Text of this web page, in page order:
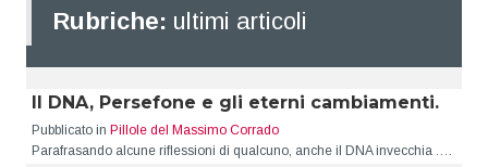
Rubriche: ultimi articoli
Il DNA, Persefone e gli eterni cambiamenti.
Pubblicato in Pillole del Massimo Corrado
Parafrasando alcune riflessioni di qualcuno, anche il DNA invecchia .…